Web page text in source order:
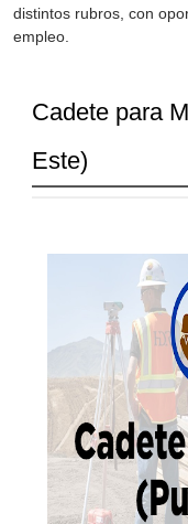
distintos rubros, con
empleo.
Cadete para
Este)